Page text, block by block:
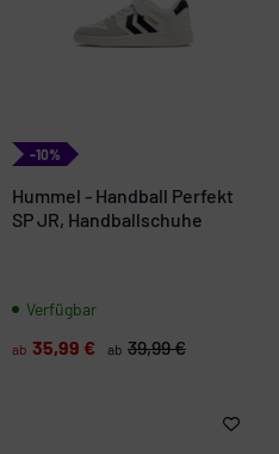
-10%
Hummel - Handball Perfekt
SP JR, Handballschuhe
Verfügbar
ab 35,99 € ab 39,99 €